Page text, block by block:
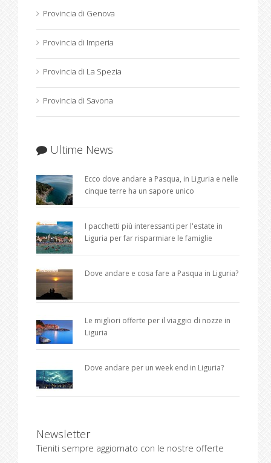
Provincia di Genova
Provincia di Imperia
Provincia di La Spezia
Provincia di Savona
Ultime News
Ecco dove andare a Pasqua, in Liguria e nelle
cinque terre ha un sapore unico
I pacchetti più interessanti per l'estate in
Liguria per far risparmiare le famiglie
Dove andare e cosa fare a Pasqua in Liguria?
Le migliori offerte per il viaggio di nozze in
Liguria
Dove andare per un week end in Liguria?
Newsletter
Tieniti sempre aggiornato con le nostre offerte